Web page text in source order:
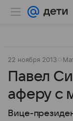
22 ноября 2013
Павел
аферу с
Вице-